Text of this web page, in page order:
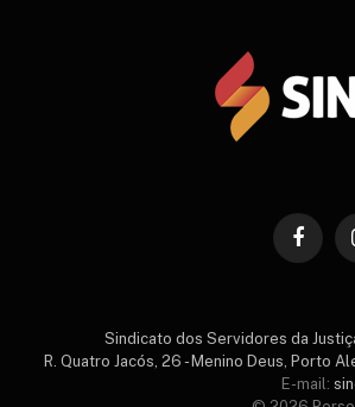
Sindicato dos Servidores da
R. Quatro Jacós, 26 - Menino Deus, Porto
E-mail: